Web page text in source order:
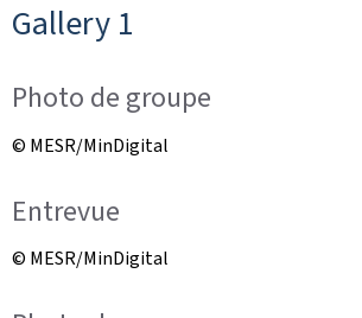
Gallery 1
Photo de groupe
© MESR/MinDigital
Entrevue
© MESR/MinDigital